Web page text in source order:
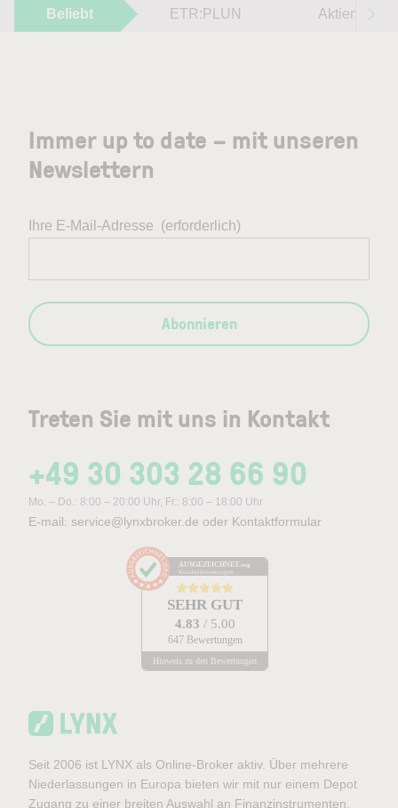
Beliebt ETR:PLUN Aktien im
Treten Sie mit uns in Kontakt
+49 30 303 28 66 90
Mo. – Do.: 8:00 – 20:00 Uhr, Fr.: 8:00 – 18:00 Uhr
E-mail: service@lynxbroker.de oder Kontaktformular
AUSGEZEICHNET .org
Kundenbewertungen
SEHR GUT
4.83 / 5.00
647 Bewertungen
Hinweis zu den Bewertungen
Immer up to date – mit unseren
Newslettern
Ihre E-Mail-Adresse (erforderlich)
Abonnieren
Seit 2006 ist LYNX als Online-Broker aktiv. Über mehrere
Niederlassungen in Europa bieten wir mit nur einem Depot
Zugang zu einer breiten Auswahl an Finanzinstrumenten.